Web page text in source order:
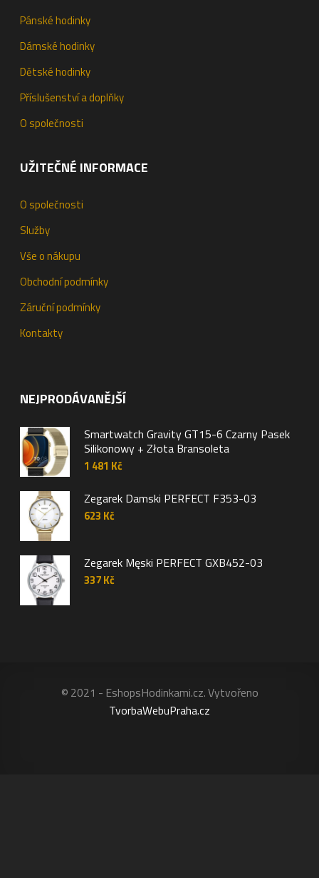
Pánské hodinky
Dámské hodinky
Dětské hodinky
Příslušenství a doplňky
O společnosti
UŽITEČNÉ INFORMACE
O společnosti
Služby
Vše o nákupu
Obchodní podmínky
Záruční podmínky
Kontakty
NEJPRODÁVANĚJŠÍ
Smartwatch Gravity GT15-6 Czarny Pasek
Silikonowy + Złota Bransoleta
1 481 Kč
Zegarek Damski PERFECT F353-03
623 Kč
Zegarek Męski PERFECT GXB452-03
337Kč
© 2021 - EshopsHodinkami.cz. Vytvořeno
TvorbaWebuPraha.cz